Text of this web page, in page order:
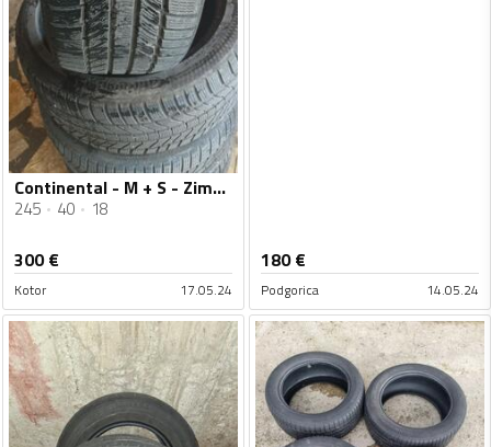
Continental - M + S - Zimska guma
245 40 18
300€
Kotor 17.05.24
180€
Podgorica 14.05.24